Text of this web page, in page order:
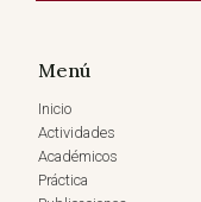
Menú
Inicio
Actividades
Académicos
Práctica